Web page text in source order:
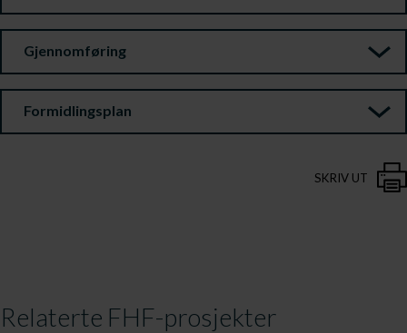
Gjennomføring
Formidlingsplan
SKRIV UT
Relaterte FHF-prosjekter